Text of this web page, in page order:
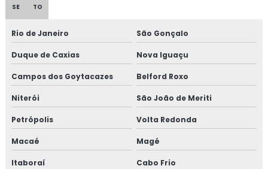
Isolamento acústico para funilaria industrial
Isolamento acústico para navios
Isolamento acústico para onshore
Isolamento acústico para refinarias
SE TO
Rio de Janeiro São Gonçalo
Duque de Caxias Nova Iguaçu
Campos dos Goytacazes Belford Roxo
Niterói São João de Meriti
Petrópolis Volta Redonda
Macaé Magé
Itaboraí Cabo Frio